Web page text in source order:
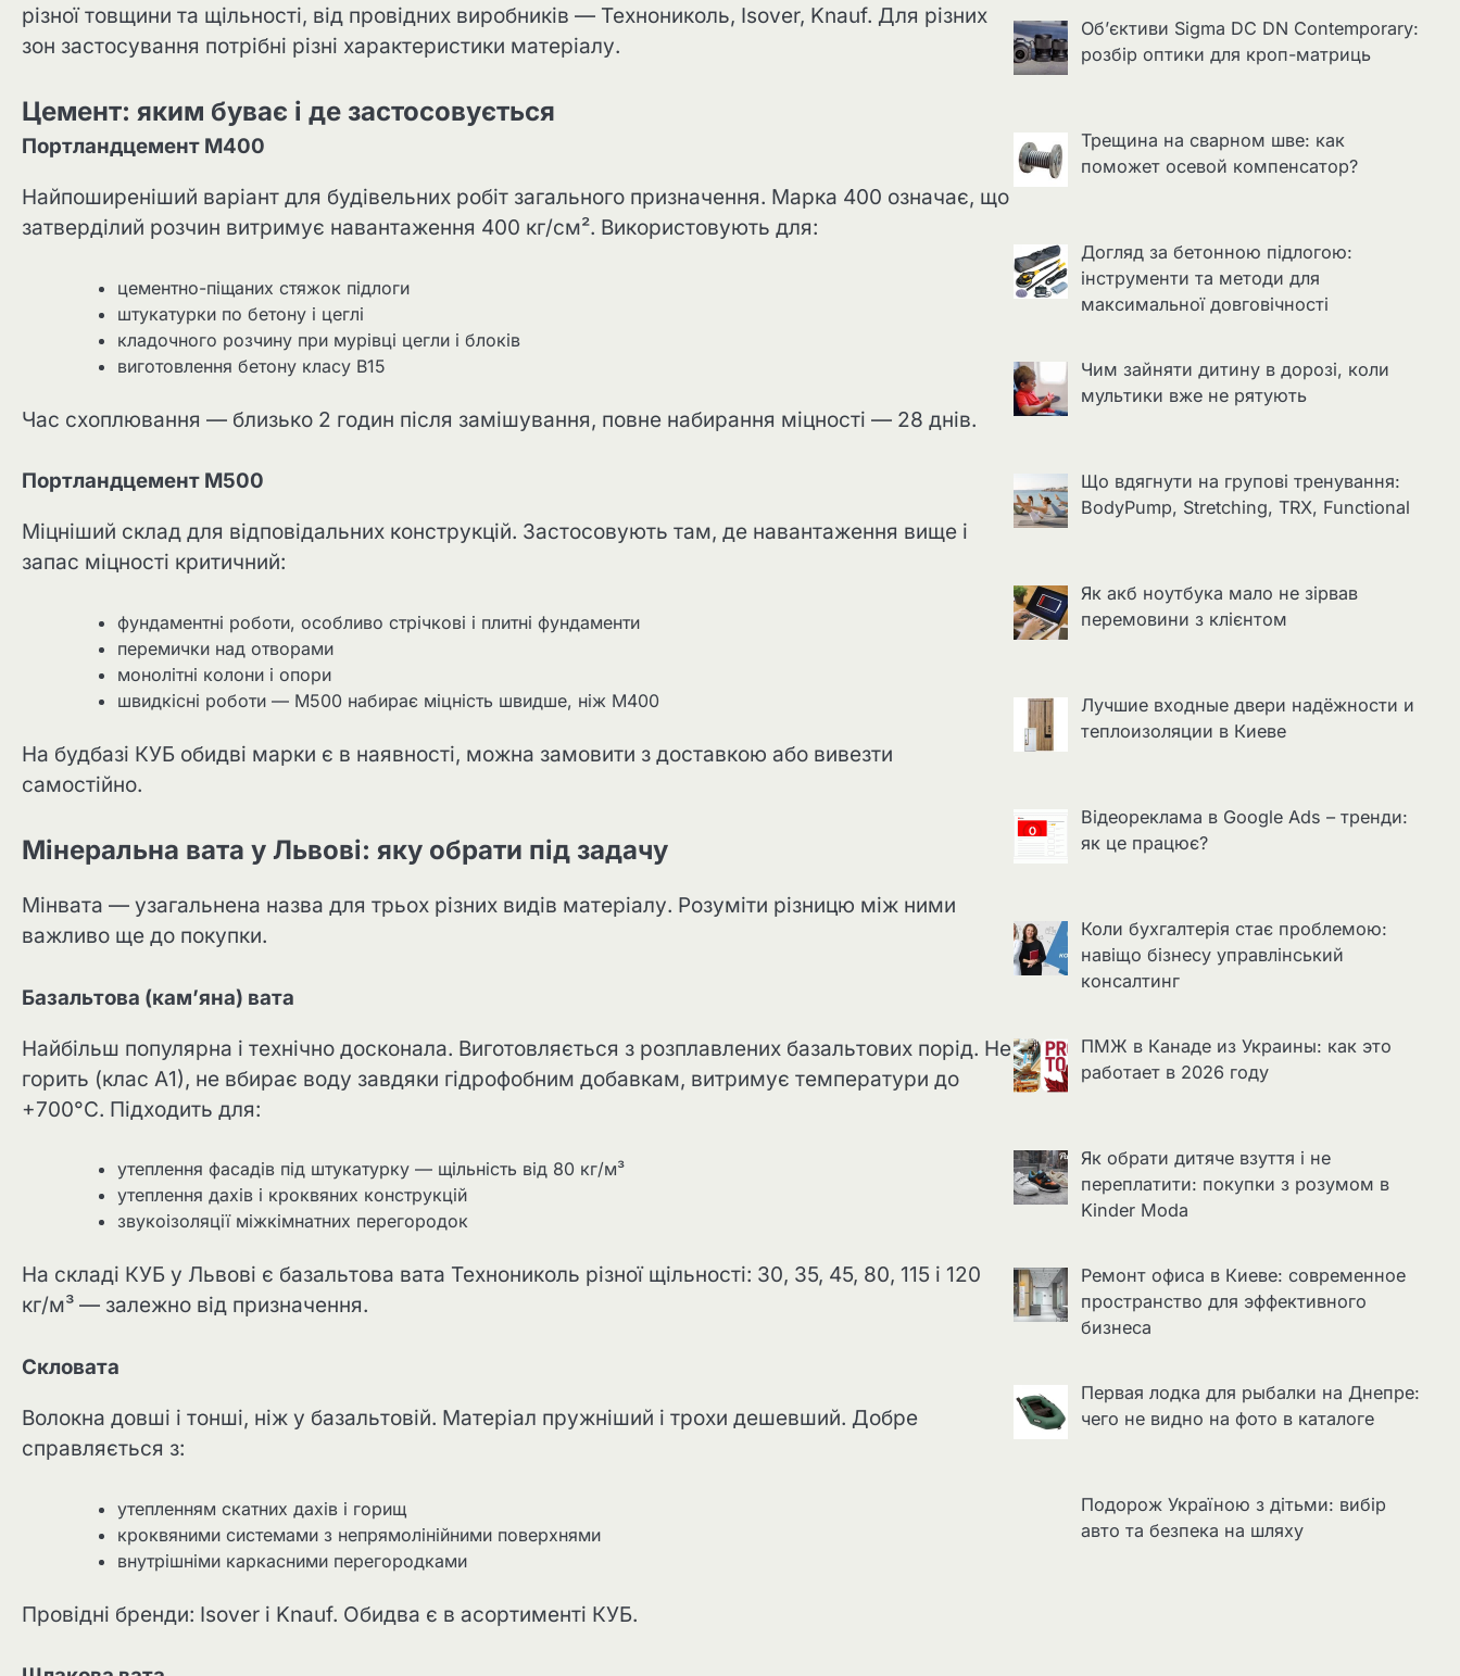
різної товщини та щільності, від провідних виробників — Технониколь, Isover, Knauf. Для різних
зон застосування потрібні різні характеристики матеріалу.
Цемент: яким буває і де застосовується
Портландцемент М400
Найпоширеніший варіант для будівельних робіт загального призначення. Марка 400 означає, що
затверділий розчин витримує навантаження 400 кг/см². Використовують для:
цементно-піщаних стяжок підлоги
штукатурки по бетону і цеглі
кладочного розчину при мурівці цегли і блоків
виготовлення бетону класу В15
Час схоплювання — близько 2 годин після замішування, повне набирання міцності — 28 днів.
Портландцемент М500
Міцніший склад для відповідальних конструкцій. Застосовують там, де навантаження вище і
запас міцності критичний:
фундаментні роботи, особливо стрічкові і плитні фундаменти
перемички над отворами
монолітні колони і опори
швидкісні роботи — М500 набирає міцність швидше, ніж М400
На будбазі КУБ обидві марки є в наявності, можна замовити з доставкою або вивезти
самостійно.
Мінеральна вата у Львові: яку обрати під задачу
Мінвата — узагальнена назва для трьох різних видів матеріалу. Розуміти різницю між ними
важливо ще до покупки.
Базальтова (кам’яна) вата
Найбільш популярна і технічно досконала. Виготовляється з розплавлених базальтових порід. Не
горить (клас А1), не вбирає воду завдяки гідрофобним добавкам, витримує температури до
+700°C. Підходить для:
утеплення фасадів під штукатурку — щільність від 80 кг/м³
утеплення дахів і кроквяних конструкцій
звукоізоляції міжкімнатних перегородок
На складі КУБ у Львові є базальтова вата Технониколь різної щільності: 30, 35, 45, 80, 115 і 120
кг/м³ — залежно від призначення.
Скловата
Волокна довші і тонші, ніж у базальтовій. Матеріал пружніший і трохи дешевший. Добре
справляється з:
утепленням скатних дахів і горищ
кроквяними системами з непрямолінійними поверхнями
внутрішніми каркасними перегородками
Провідні бренди: Isover і Knauf. Обидва є в асортименті КУБ.
Об’єктиви Sigma DC DN Contemporary:
розбір оптики для кроп-матриць
Трещина на сварном шве: как
поможет осевой компенсатор?
Догляд за бетонною підлогою:
інструменти та методи для
максимальної довговічності
Чим зайняти дитину в дорозі, коли
мультики вже не рятують
Що вдягнути на групові тренування:
BodyPump, Stretching, TRX, Functional
Як акб ноутбука мало не зірвав
перемовини з клієнтом
Лучшие входные двери надёжности и
теплоизоляции в Киеве
Відеореклама в Google Ads – тренди:
як це працює?
Коли бухгалтерія стає проблемою:
навіщо бізнесу управлінський
консалтинг
ПМЖ в Канаде из Украины: как это
работает в 2026 году
Як обрати дитяче взуття і не
переплатити: покупки з розумом в
Kinder Moda
Ремонт офиса в Киеве: современное
пространство для эффективного
бизнеса
Первая лодка для рыбалки на Днепре:
чего не видно на фото в каталоге
Подорож Україною з дітьми: вибір
авто та безпека на шляху